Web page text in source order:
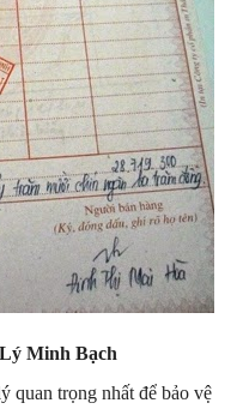
Minh Bạch
quan trọng nhất để bảo vệ